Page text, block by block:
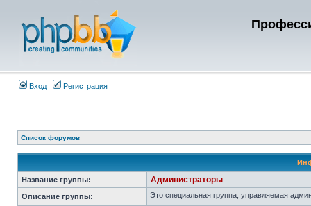
Вход Регистрация
Список форумов
Название группы: Администраторы
Описание группы: Это специальная группа, управляемая